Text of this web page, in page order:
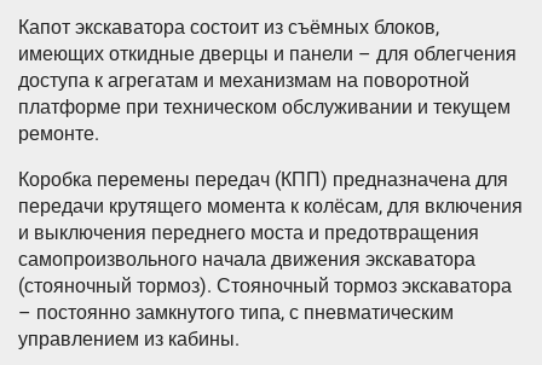
Капот экскаватора состоит из съёмных блоков,
имеющих откидные дверцы и панели – для облегчения
доступа к агрегатам и механизмам на поворотной
платформе при техническом обслуживании и текущем
ремонте.
Коробка перемены передач (КПП) предназначена для
передачи крутящего момента к колёсам, для включения
и выключения пеpеднего моста и предотвращения
самопроизвольного начала движения экскаватора
(стояночный тормоз). Стояночный тормоз экскаватора
– постоянно замкнутого типа, с пневматическим
управлением из кабины.